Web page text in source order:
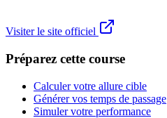
Visiter le site officiel
Préparez cette course
Calculer votre allure cible
Générer vos temps de passage
Simuler votre performance